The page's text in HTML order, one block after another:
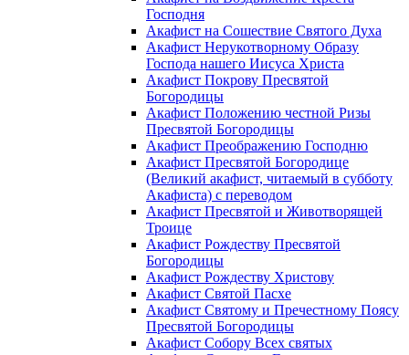
Господня
Акафист на Сошествие Святого Духа
Акафист Нерукотворному Образу
Господа нашего Иисуса Христа
Акафист Покрову Пресвятой
Богородицы
Акафист Положению честной Ризы
Пресвятой Богородицы
Акафист Преображению Господню
Акафист Пресвятой Богородице
(Великий акафист, читаемый в субботу
Акафиста) с переводом
Акафист Пресвятой и Животворящей
Троице
Акафист Рождеству Пресвятой
Богородицы
Акафист Рождеству Христову
Акафист Святой Пасхе
Акафист Святому и Пречестному Поясу
Пресвятой Богородицы
Акафист Собору Всех святых